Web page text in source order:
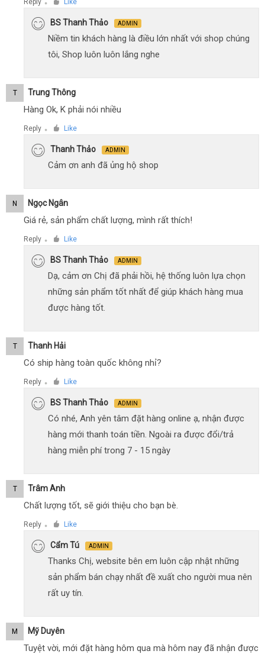
●
BS Thanh Thảo ADMIN
Niềm tin khách hàng là điều lớn nhất với shop chúng
tôi, Shop luôn luôn lắng nghe
T Trung Thông
Hàng Ok, K phải nói nhiều
Reply ● Like
Thanh Thảo ADMIN
Cảm ơn anh đã ủng hộ shop
N Ngọc Ngân
Giá rẻ, sản phẩm chất lượng, mình rất thích!
Reply ● Like
BS Thanh Thảo ADMIN
Dạ, cảm ơn Chị đã phải hồi, hệ thống luôn lựa chọn
những sản phẩm tốt nhất để giúp khách hàng mua
được hàng tốt.
T Thanh Hải
Có ship hàng toàn quốc không nhỉ?
Reply ● Like
BS Thanh Thảo ADMIN
Có nhé, Anh yên tâm đặt hàng online ạ, nhận được
hàng mới thanh toán tiền. Ngoài ra được đổi/trả
hàng miễn phí trong 7 - 15 ngày
T Trâm Anh
Chất lượng tốt, sẽ giới thiệu cho bạn bè.
Reply ● Like
Cẩm Tú ADMIN
Thanks Chị, website bên em luôn cập nhật những
sản phẩm bán chạy nhất đề xuất cho người mua nên
rất uy tín.
M Mỹ Duyên
Tuyệt vời, mới đặt hàng hôm qua mà hôm nay đã nhận được